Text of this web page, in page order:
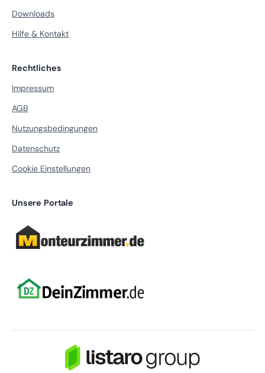
Downloads
Hilfe & Kontakt
Rechtliches
Impressum
AGB
Nutzungsbedingungen
Datenschutz
Cookie Einstellungen
Unsere Portale